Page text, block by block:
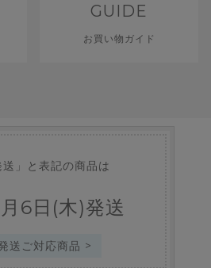
GUIDE
お買い物ガイド
送」と表記の商品は
月 6日 (木)発送
送ご対応商品 >